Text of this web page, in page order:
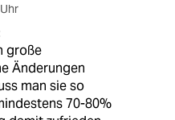
große
Änderungen
man sie so
70-80%